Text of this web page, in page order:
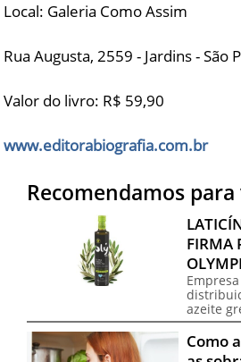
Local: Galeria Como Assim
Rua Augusta, 2559 - Jardins - São
Valor do livro: R$ 59,90
www.editorabiografia.com.br
Recomendamos para
FIRMA
azeite
Como